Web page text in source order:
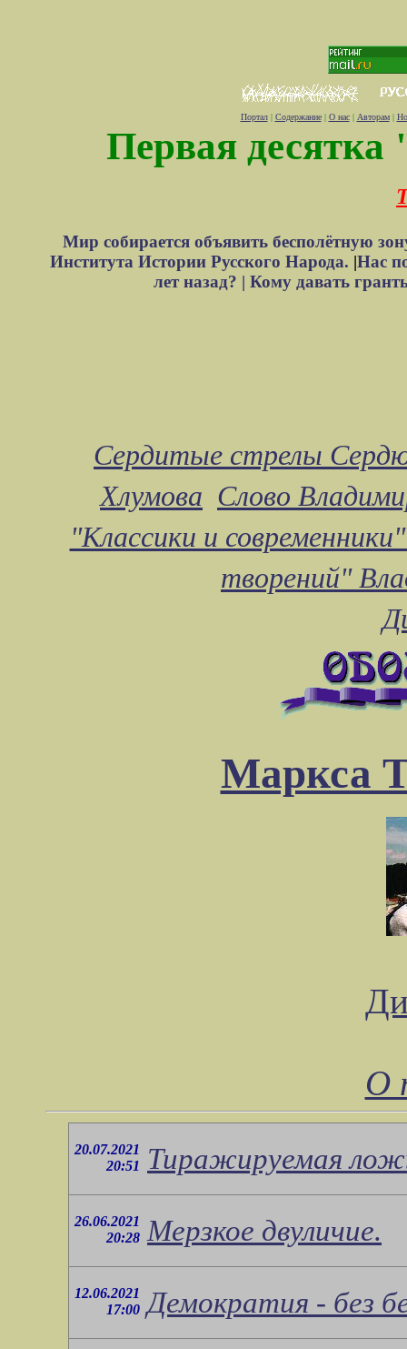
Портал| Содержание| О нас| Авторам|
Первая десятка
Мир собирается объявить бесполётную
Института Истории Русского Народа. |Нас
лет назад? | Кому давать
Сердитые стрелы
Хлумова Слово
"Классики и
творений"
Маркса
О
20.07.2021
20:51
Тиражируемая
26.06.2021
20:28 Мерзкое двуличие.
12.06.2021
17:00 Демократия - без